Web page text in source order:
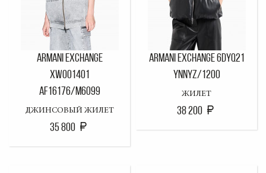
ARMANI EXCHANGE
XW001401
AF16176/M6099
ДЖИНСОВЫЙ ЖИЛЕТ
35 800
ARMANI EXCHANGE 6DYQ21
YNNYZ/1200
ЖИЛЕТ
38 200